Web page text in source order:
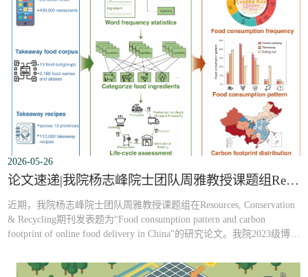
2026-05-26
论文速递|我院杨志峰院士团队周雅教授课题组Resources, Conservation & Recycling最新研究成果
近期，我院杨志峰院士团队周雅教授课题组在Resources, Conservation
& Recycling期刊发表题为“Food consumption pattern and carbon
footprint of online food delivery in China”的研究论文。我院2023级博士
包括清华大学、北京大学。 论文中文名称中国外卖食物消费结构与碳